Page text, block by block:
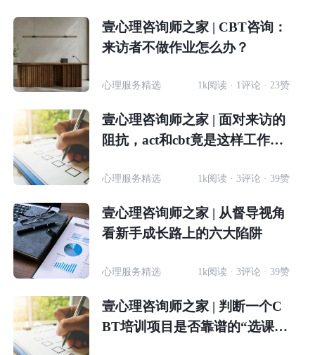
壹心理咨询师之家 | CBT咨询：
来访者不做作业怎么办？
心理服务精选 1k阅读 · 1评论 · 23赞
壹心理咨询师之家 | 面对来访的
阻抗，act和cbt竟是这样工作
心理服务精选 1k阅读 · 3评论 · 39赞
壹心理咨询师之家 | 从督导视角
看新手成长路上的六大陷阱
心理服务精选 1k阅读 · 3评论 · 39赞
壹心理咨询师之家 | 判断一个C
BT培训项目是否靠谱的“选课体